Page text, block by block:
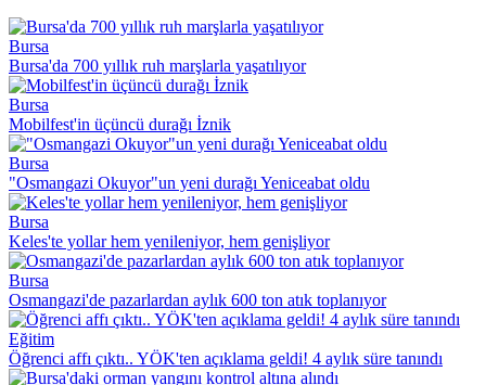
Bursa
Bursa'da 700 yıllık ruh marşlarla yaşatılıyor
Bursa
Mobilfest'in üçüncü durağı İznik
Bursa
"Osmangazi Okuyor"un yeni durağı Yeniceabat oldu
Bursa
Keles'te yollar hem yenileniyor, hem genişliyor
Bursa
Osmangazi'de pazarlardan aylık 600 ton atık toplanıyor
Eğitim
Öğrenci affı çıktı.. YÖK'ten açıklama geldi! 4 aylık süre tanındı